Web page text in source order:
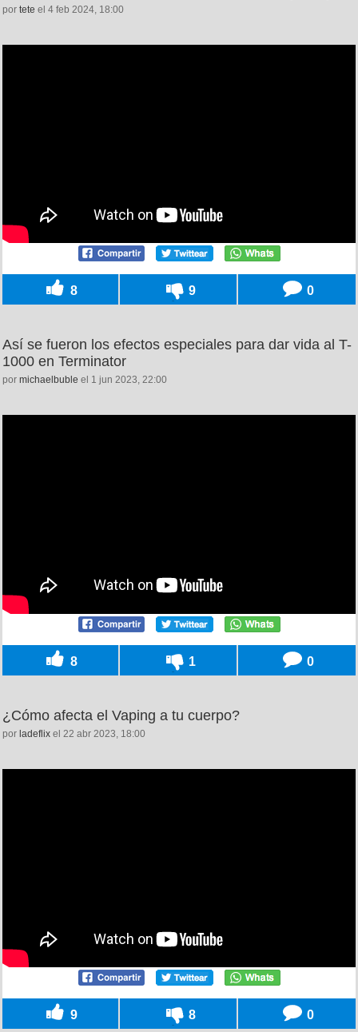
por tete el 4 feb 2024, 18:00
8 9 0
Así se fueron los efectos especiales para dar vida al T-
1000 en Terminator
por michaelbuble el 1 jun 2023, 22:00
8 1 0
¿Cómo afecta el Vaping a tu cuerpo?
por ladeflix el 22 abr 2023, 18:00
9 8 0